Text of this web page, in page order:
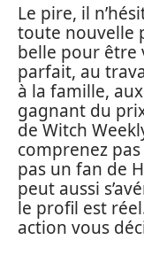
Le pire, il
toute nouvelle
belle pour être
parfait, au
à la famille,
gagnant du
de Witch
comprenez
pas un fan de
peut aussi
le profil est
action vous